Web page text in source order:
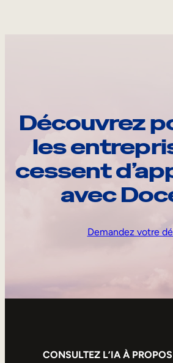
Découvrez
les
cessent
avec
Demandez votre
CONSULTEZ L’IA À